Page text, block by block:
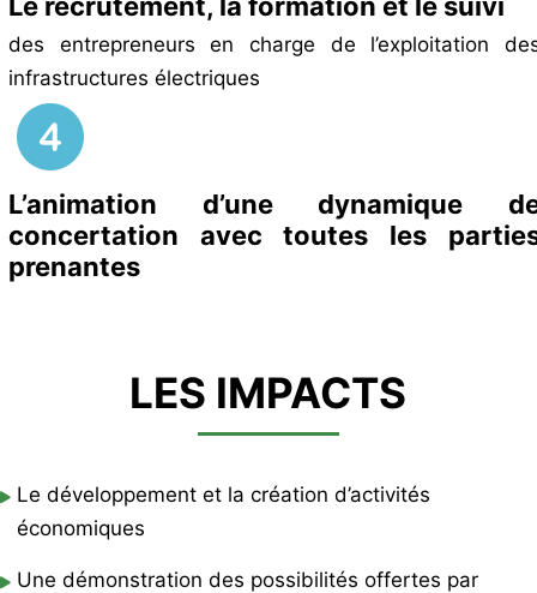
des entrepreneurs en charge de l’exploitation
infrastructures électriques
L’animation d’une dynamique
concertation avec toutes les
prenantes
LES IMPACTS
Le développement et la création d’activités
économiques
Une démonstration des possibilités offertes par